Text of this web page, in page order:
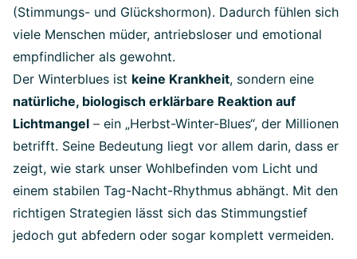
(Stimmungs- und Glückshormon). Dadurch fühlen sich
viele Menschen müder, antriebsloser und emotional
empfindlicher als gewohnt.
Der Winterblues ist keine Krankheit, sondern eine
natürliche, biologisch erklärbare Reaktion auf
Lichtmangel – ein „Herbst-Winter-Blues“, der Millionen
betrifft. Seine Bedeutung liegt vor allem darin, dass er
zeigt, wie stark unser Wohlbefinden vom Licht und
einem stabilen Tag-Nacht-Rhythmus abhängt. Mit den
richtigen Strategien lässt sich das Stimmungstief
jedoch gut abfedern oder sogar komplett vermeiden.